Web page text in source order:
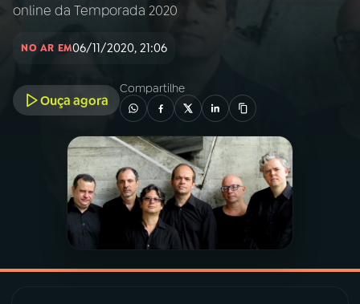
INÍCIO
A RÁDIO
PROGRAMAÇÃO
PROGRAMAS
PODCASTS
online da Temporada 2020
NO AR EM06/11/2020, 21:06
Ouça agora
Compartilhe